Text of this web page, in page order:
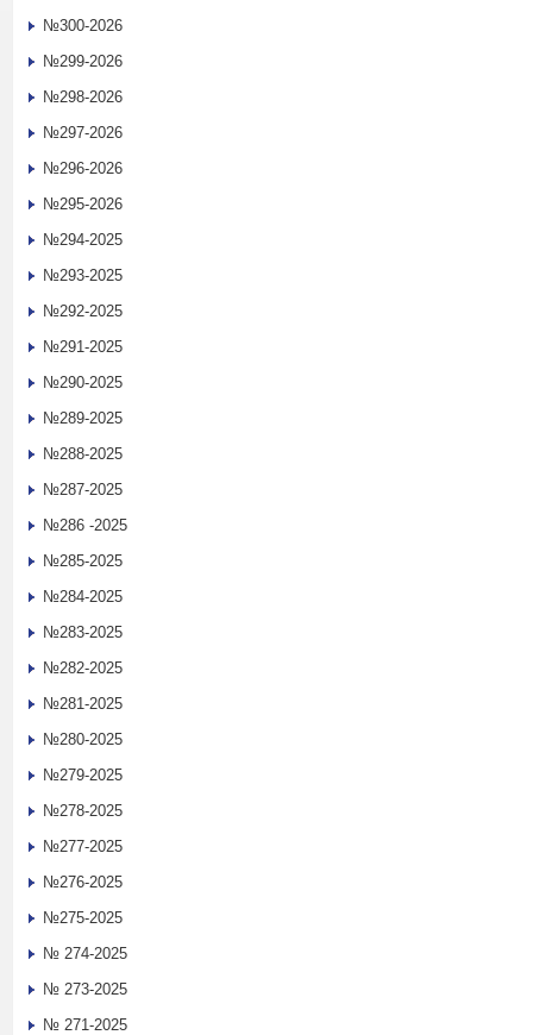
№300-2026
№299-2026
№298-2026
№297-2026
№296-2026
№295-2026
№294-2025
№293-2025
№292-2025
№291-2025
№290-2025
№289-2025
№288-2025
№287-2025
№286 -2025
№285-2025
№284-2025
№283-2025
№282-2025
№281-2025
№280-2025
№279-2025
№278-2025
№277-2025
№276-2025
№275-2025
№ 274-2025
№ 273-2025
№ 271-2025